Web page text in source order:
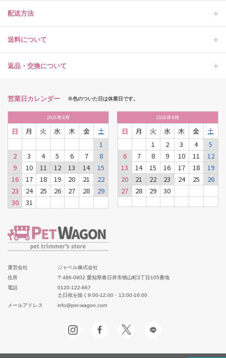
配送方法
送料について
返品・交換について
営業日カレンダー ※色のついた日は休業日です。
2026年8月
日 月 火 水 木 金
土
1
2
3 4 5 6 7
8
9
10 11 12 13 14
15
16
17 18 19 20 21
22
23
24 25 26 27 28
29
30
31
2026年9月
日 月 火 水 木 金
土
1
2 3 4
5
6
7 8 9 10 11
12
13
14 15 16 17 18
19
20
21 22 23 24 25
26
27
28 29 30
運営会社
ジャペル株式会社
住所
〒486-0802 愛知県春日井市桃山町3丁目105番地
電話
0120-122-667
土日祝を除く9:00-12:00・13:00-16:00
メールアドレス
info@pet-wagon.com